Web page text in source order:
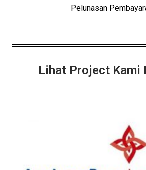
Pelunasan
Lihat Project Kami